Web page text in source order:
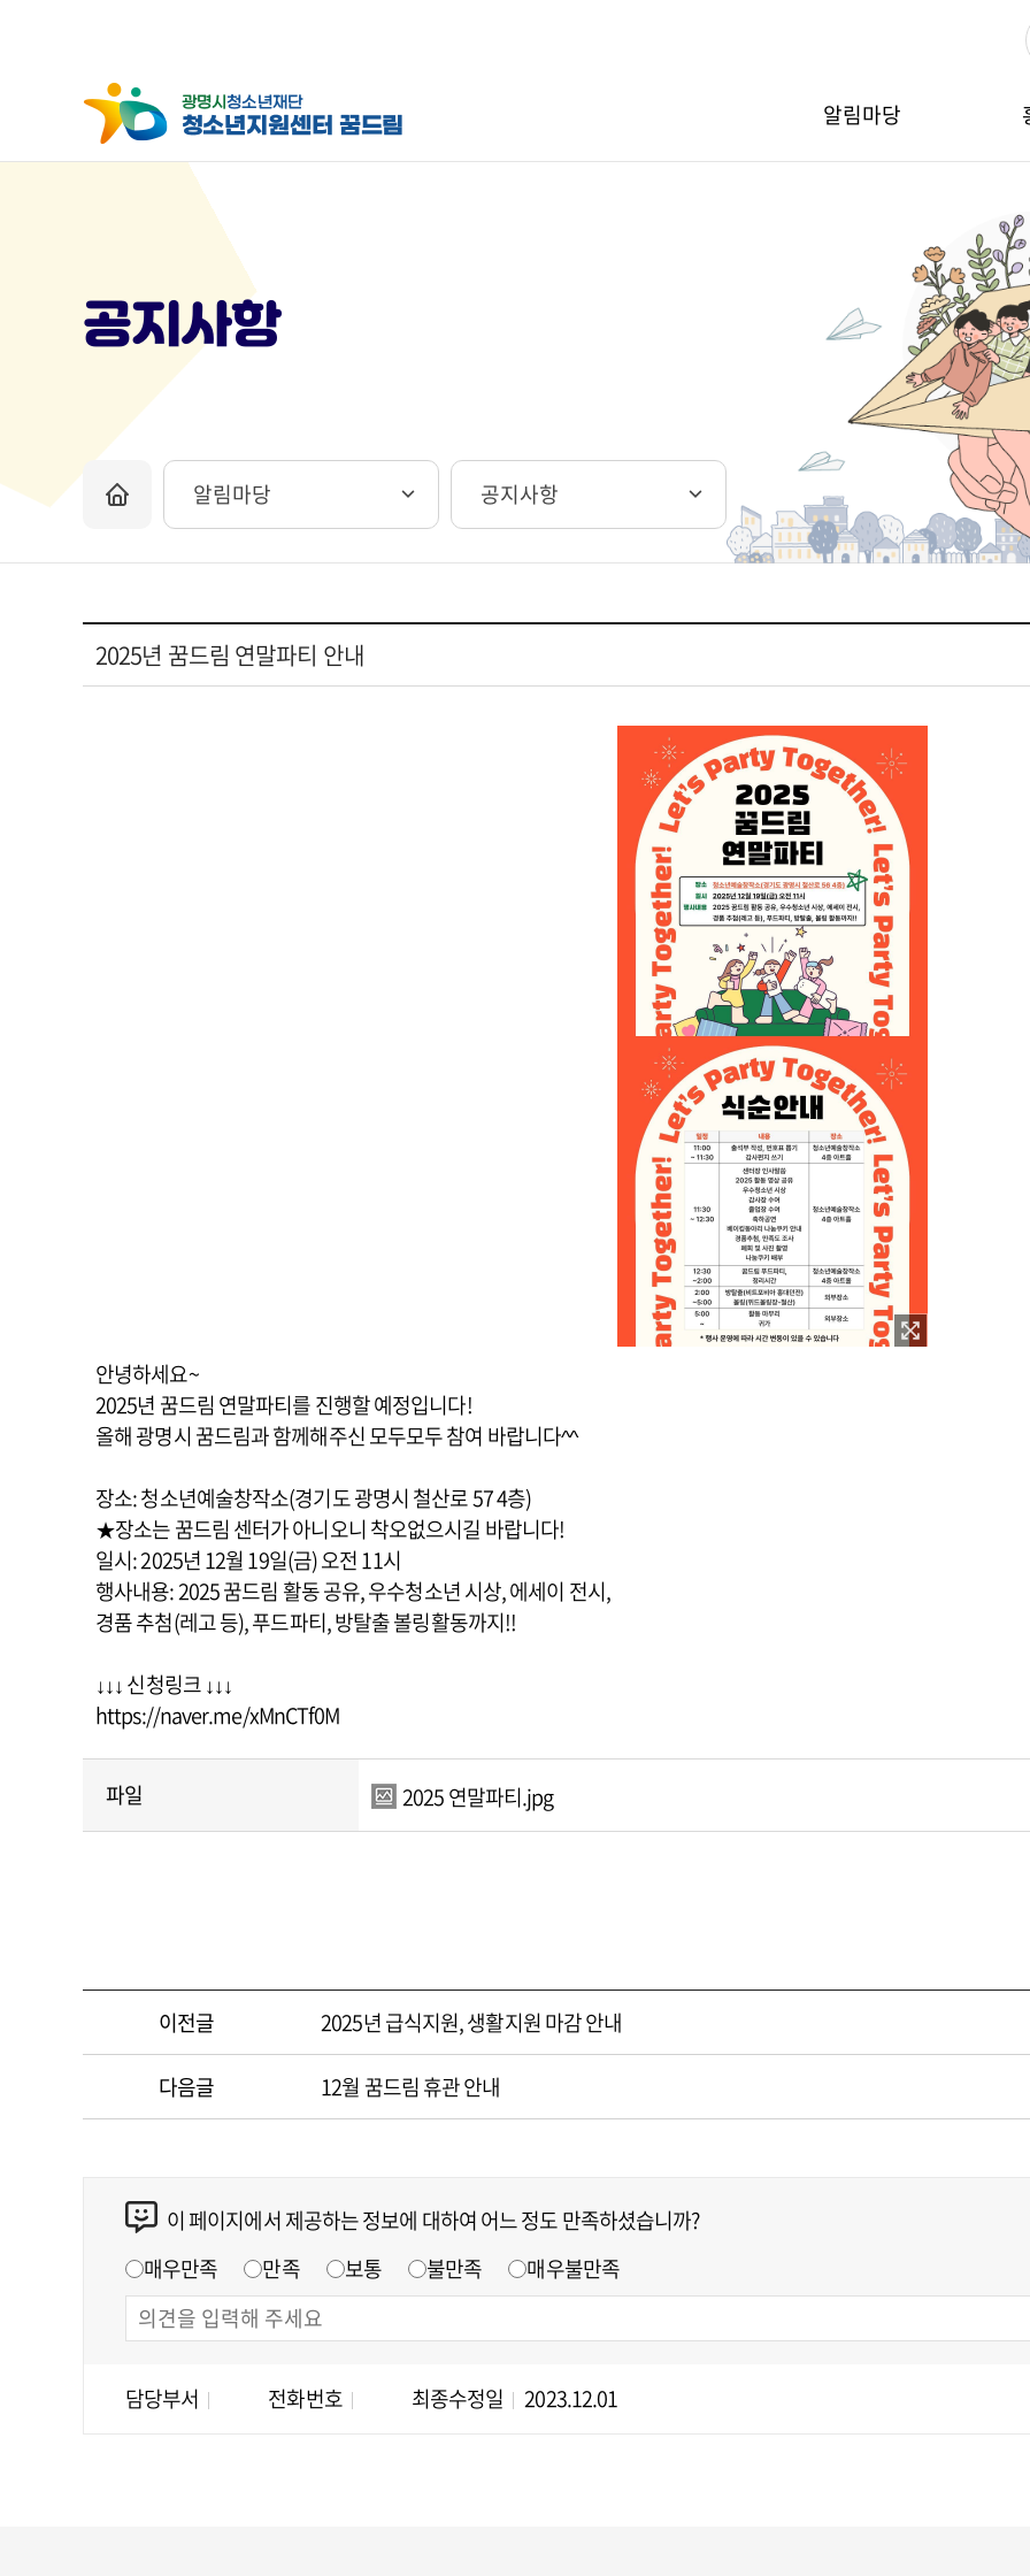
알림마당
공지사항
알림마당 공지사항
2025년 꿈드림 연말파티 안내
안녕하세요~
2025년 꿈드림 연말파티를 진행할 예정입니다!
올해 광명시 꿈드림과 함께해주신 모두모두 참여 바랍니다^^
장소: 청소년예술창작소(경기도 광명시 철산로 57 4층)
★장소는 꿈드림 센터가 아니오니 착오없으시길 바랍니다!
일시: 2025년 12월 19일(금) 오전 11시
행사내용: 2025 꿈드림 활동 공유, 우수청소년 시상, 에세이 전시,
경품 추첨(레고 등), 푸드파티, 방탈출 볼링활동까지!!
↓↓↓ 신청링크 ↓↓↓
https://naver.me/xMnCTf0M
파일 2025 연말파티.jpg
이전글 2025년 급식지원, 생활지원 마감 안내
다음글 12월 꿈드림 휴관 안내
이 페이지에서 제공하는 정보에 대하여 어느 정도 만족하셨습니까?
매우만족
만족 보통 불만족 매우불만족
담당부서 전화번호 최종수정일 2023.12.01